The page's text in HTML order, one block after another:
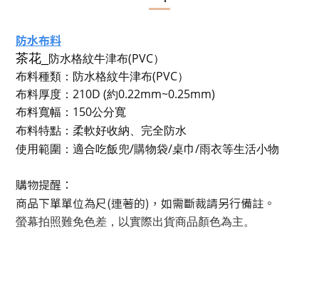
防水布料
茶花_ 防水格紋牛津布(PVC）
布料種類： 防水格紋牛津布(PVC）
布料厚度：210D (約0.22mm~0.25mm)
布料寬幅：150公分寬
布料特點：柔軟好收納、完全防水
使用範圍： 適合吃飯兜/購物袋/桌巾/雨衣等生活小物
購物提醒：
商品下單單位為尺(連著的)，如需斷裁請另行備註。
螢幕拍照難免色差，以實際出貨商品顏色為主。